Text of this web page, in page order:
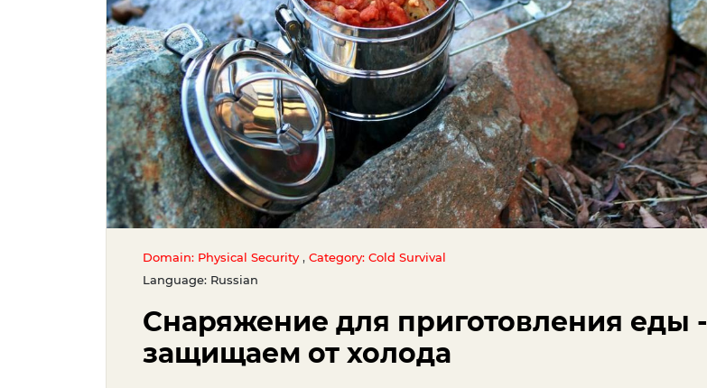
Domain: Physical Security , Category: Cold Survival
Language: Russian
Снаряжение для приготовления еды -
защищаем от холода